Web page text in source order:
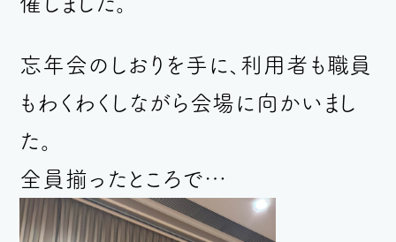
忘年会のしおりを手に、利用者も職員
もわくわくしながら 会場に向かいまし
た。
全員揃ったところで…